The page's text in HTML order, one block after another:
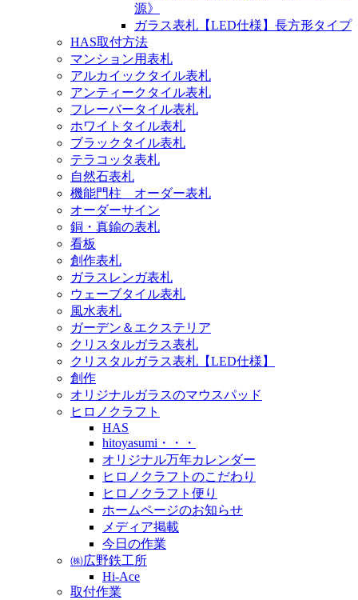
源》
ガラス表札【LED仕様】長方形タイプ
HAS取付方法
マンション用表札
アルカイックタイル表札
アンティークタイル表札
フレーバータイル表札
ホワイトタイル表札
ブラックタイル表札
テラコッタ表札
自然石表札
機能門柱 オーダー表札
オーダーサイン
銅・真鍮の表札
看板
創作表札
ガラスレンガ表札
ウェーブタイル表札
風水表札
ガーデン＆エクステリア
クリスタルガラス表札
クリスタルガラス表札【LED仕様】
創作
オリジナルガラスのマウスパッド
ヒロノクラフト
HAS
hitoyasumi・・・
オリジナル万年カレンダー
ヒロノクラフトのこだわり
ヒロノクラフト便り
ホームページのお知らせ
メディア掲載
今日の作業
㈱広野鉄工所
Hi-Ace
取付作業